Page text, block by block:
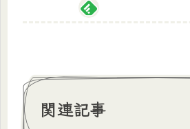
関連記事